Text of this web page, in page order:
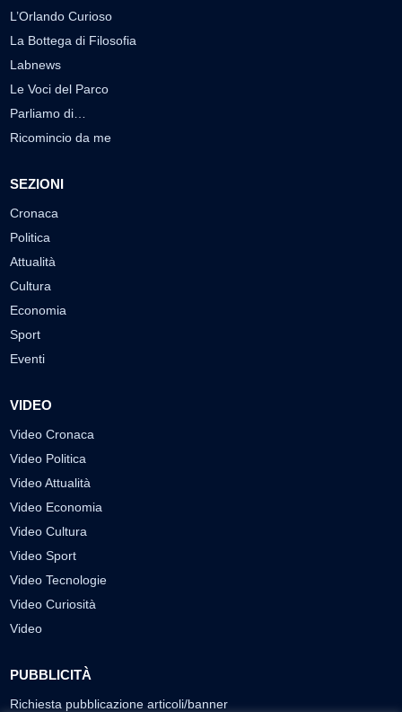
L’Orlando Curioso
La Bottega di Filosofia
Labnews
Le Voci del Parco
Parliamo di…
Ricomincio da me
SEZIONI
Cronaca
Politica
Attualità
Cultura
Economia
Sport
Eventi
VIDEO
Video Cronaca
Video Politica
Video Attualità
Video Economia
Video Cultura
Video Sport
Video Tecnologie
Video Curiosità
Video
PUBBLICITÀ
Richiesta pubblicazione articoli/banner